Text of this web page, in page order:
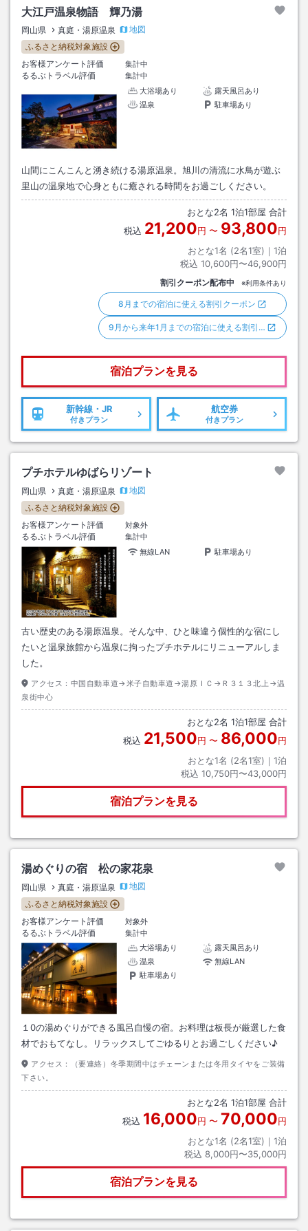
大江戸温泉物語 輝乃湯
岡山県 真庭・湯原温泉
地図
ふるさと納税対象施設
お客様アンケート評価
集計中
るるぶトラベル評価
集計中
大浴場あり
露天風呂あり
温泉
駐車場あり
山間にこんこんと湧き続ける湯原温泉。旭川の清流に水鳥が遊ぶ
里山の温泉地で心身ともに癒される時間をお過ごしください。
おとな2名 1泊1部屋 合計
税込 21,200円 〜 93,800円
おとな1名 (2名1室)｜ 1泊
税込 10,600円〜46,900円
割引クーポン配布中 ※利用条件あり
8月までの宿泊に使える割引クーポン
9月から来年1月までの宿泊に使える割引…
宿泊プランを見る
新幹線・JR
付きプラン
航空券
付きプラン
プチホテルゆばらリゾート
岡山県 真庭・湯原温泉
地図
ふるさと納税対象施設
お客様アンケート評価
対象外
るるぶトラベル評価
集計中
無線LAN
駐車場あり
古い歴史のある湯原温泉。そんな中、ひと味違う個性的な宿にし
たいと温泉旅館から温泉に拘ったプチホテルにリニューアルしま
した。
アクセス： 中国自動車道→米子自動車道→湯原ＩＣ→Ｒ３１３北上→温
泉街中心
おとな2名 1泊1部屋 合計
税込 21,500円 〜 86,000円
おとな1名 (2名1室)｜ 1泊
税込 10,750円〜43,000円
宿泊プランを見る
湯めぐりの宿 松の家花泉
岡山県 真庭・湯原温泉
地図
ふるさと納税対象施設
お客様アンケート評価
対象外
るるぶトラベル評価
集計中
大浴場あり
露天風呂あり
温泉
無線LAN
駐車場あり
１0の湯めぐりができる風呂自慢の宿。お料理は板長が厳選した食
材でおもてなし。リラックスしてごゆるりとお過ごしください♪
アクセス：
（要連絡）冬季期間中はチェーンまたは冬用タイヤをご装備
下さい。
おとな2名 1泊1部屋 合計
税込 16,000円 〜 70,000円
おとな1名 (2名1室)｜ 1泊
税込 8,000円〜35,000円
宿泊プランを見る